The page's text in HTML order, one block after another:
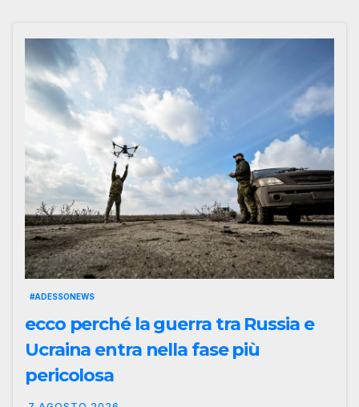
#ADESSONEWS
ecco perché la guerra tra Russia e
Ucraina entra nella fase più
pericolosa